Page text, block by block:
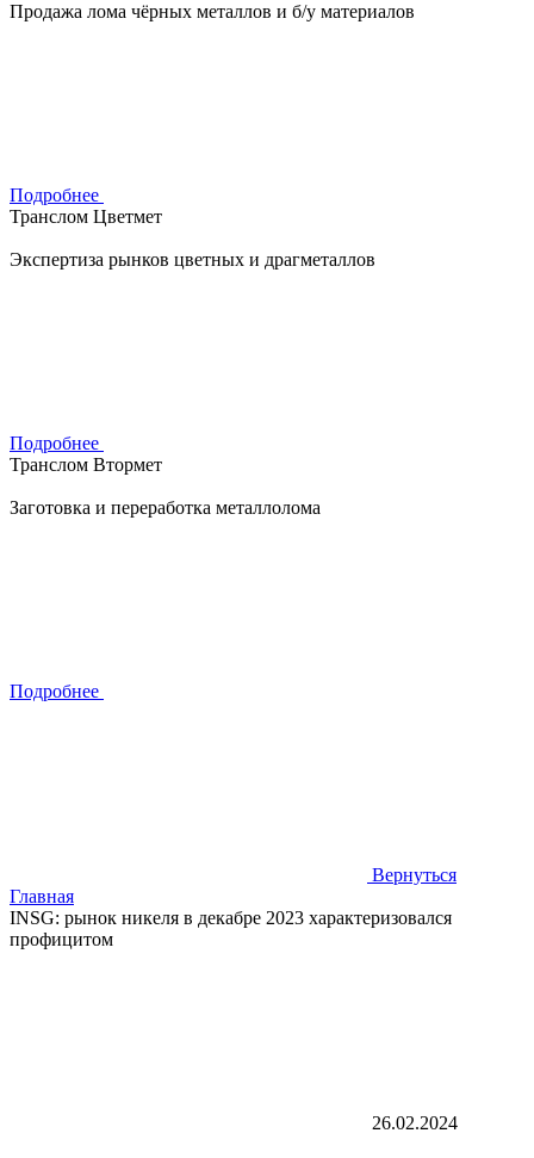
Продажа лома чёрных металлов и б/у материалов
Подробнее
Транслом Цветмет
Экспертиза рынков цветных и драгметаллов
Подробнее
Транслом Втормет
Заготовка и переработка металлолома
Подробнее
Вернуться
Главная
INSG: рынок никеля в декабре 2023 характеризовался
профицитом
26.02.2024